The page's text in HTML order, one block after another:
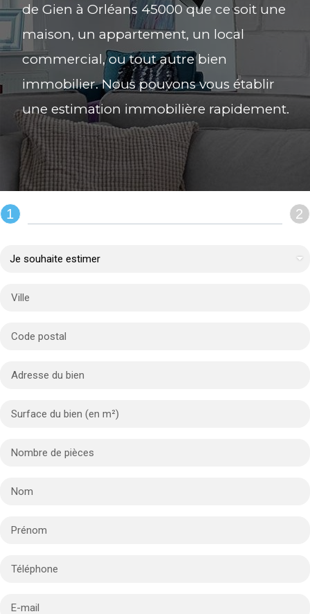
de Gien à Orléans 45000 que ce soit une
maison, un appartement, un local
commercial, ou tout autre bien
immobilier. Nous pouvons vous établir
une estimation immobilière rapidement.
REMPLIR LE FORMULAIRE :
1 2